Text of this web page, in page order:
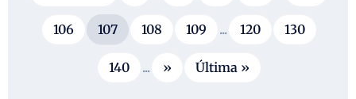
106 107 108 109 ... 120 130
140 ... » Última »